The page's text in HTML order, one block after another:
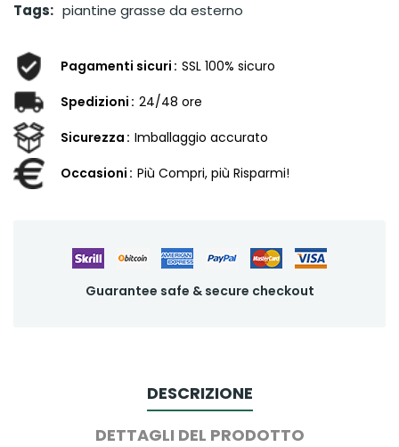
Tags: piantine grasse da esterno
Pagamenti sicuri SSL 100% sicuro
Spedizioni 24/48 ore
Sicurezza Imballaggio accurato
Occasioni Più Compri, più Risparmi!
Guarantee safe & secure checkout
DESCRIZIONE
DETTAGLI DEL PRODOTTO